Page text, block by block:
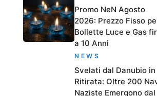
Promo NeN Agosto
2026: Prezzo Fisso
Bollette Luce e Gas
a 10 Anni
NEWS
Svelati dal Danubio in
Ritirata: Oltre 200
Naziste Emergono dal